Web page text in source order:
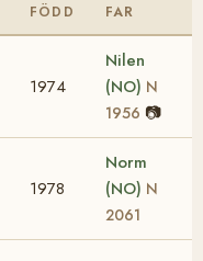
FÖDD FAR
1974
Nilen
(NO) N
1956 📷
1978
Norm
(NO) N
2061